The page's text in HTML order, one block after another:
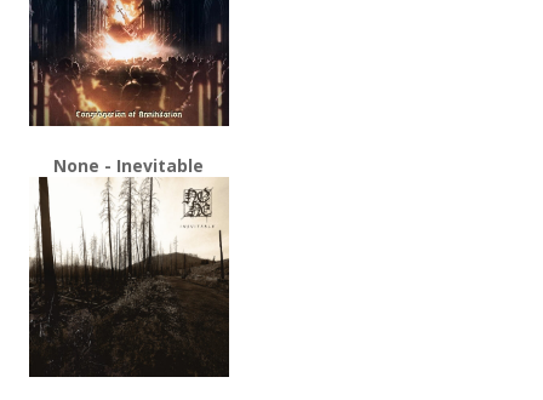
None - Inevitable